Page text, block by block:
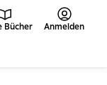
Bücher Anmelden